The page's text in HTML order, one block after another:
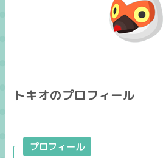
トキオのプロフィール
プロフィール